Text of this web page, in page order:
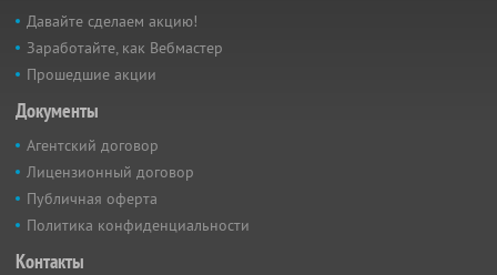
Давайте сделаем акцию!
Заработайте, как Вебмастер
Прошедшие акции
Документы
Агентский договор
Лицензионный договор
Публичная оферта
Политика конфиденциальности
Контакты